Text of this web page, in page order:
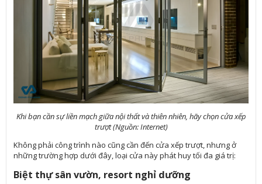
Khi bạn cần sự liền mạch giữa nội thất và thiên nhiên, hãy chọn cửa xếp
trượt (Nguồn: Internet)
Không phải công trình nào cũng cần đến cửa xếp trượt, nhưng ở
những trường hợp dưới đây, loại cửa này phát huy tối đa giá trị:
Biệt thự sân vườn, resort nghỉ dưỡng